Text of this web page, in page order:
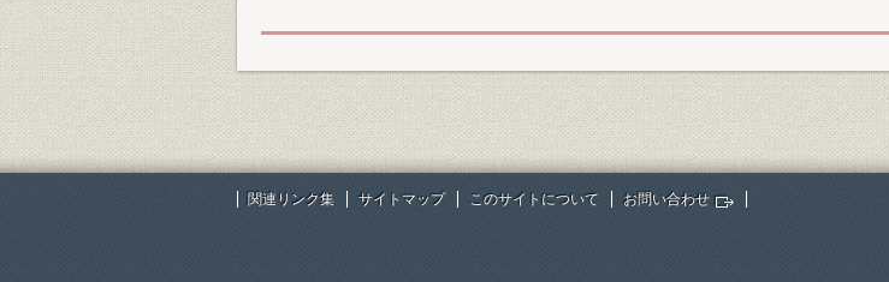
関連リンク集 サイトマップ このサイトについて お問い合わせ